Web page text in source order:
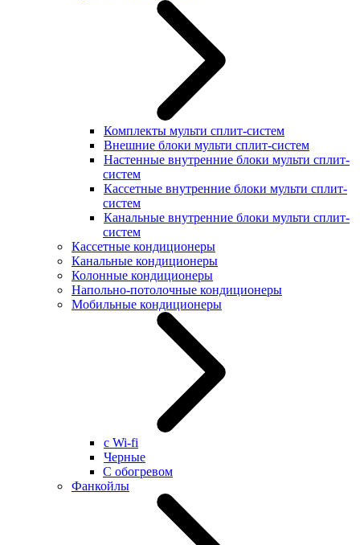
Комплекты мульти сплит-систем
Внешние блоки мульти сплит-систем
Настенные внутренние блоки мульти сплит-
систем
Кассетные внутренние блоки мульти сплит-
систем
Канальные внутренние блоки мульти сплит-
систем
Кассетные кондиционеры
Канальные кондиционеры
Колонные кондиционеры
Напольно-потолочные кондиционеры
Мобильные кондиционеры
с Wi-fi
Черные
С обогревом
Фанкойлы